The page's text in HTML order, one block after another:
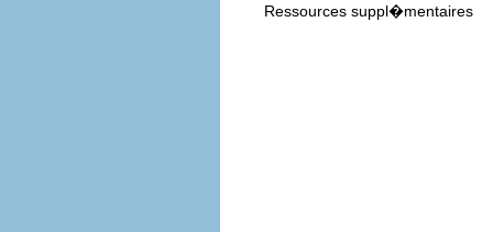
Ressources suppl�mentaires